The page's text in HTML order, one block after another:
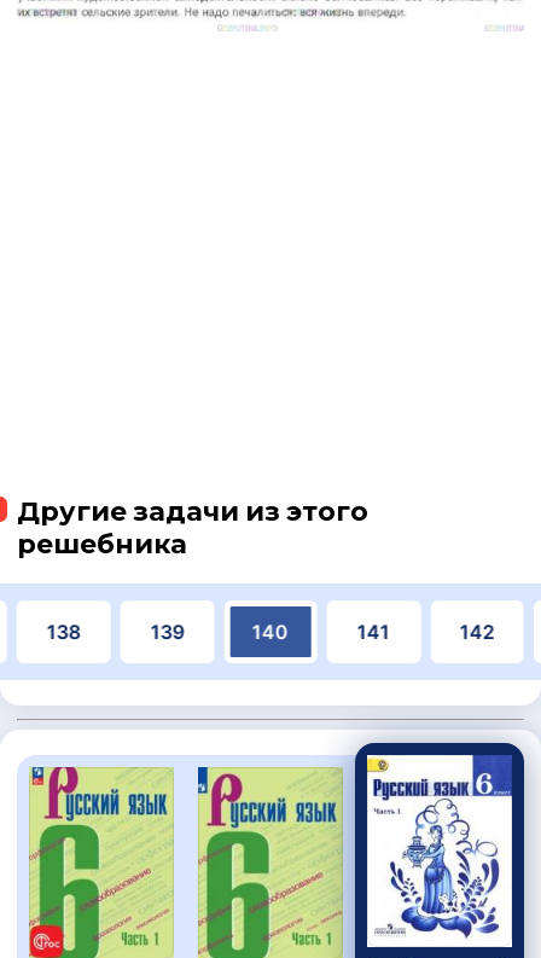
Другие задачи из этого
решебника
138 139 140 141 142